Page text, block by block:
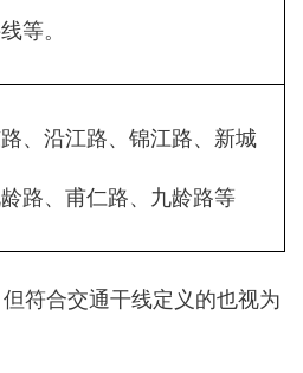
等。
、沿江路、锦江路、新城
路、甫仁路、九龄路等
合交通干线定义的也视为